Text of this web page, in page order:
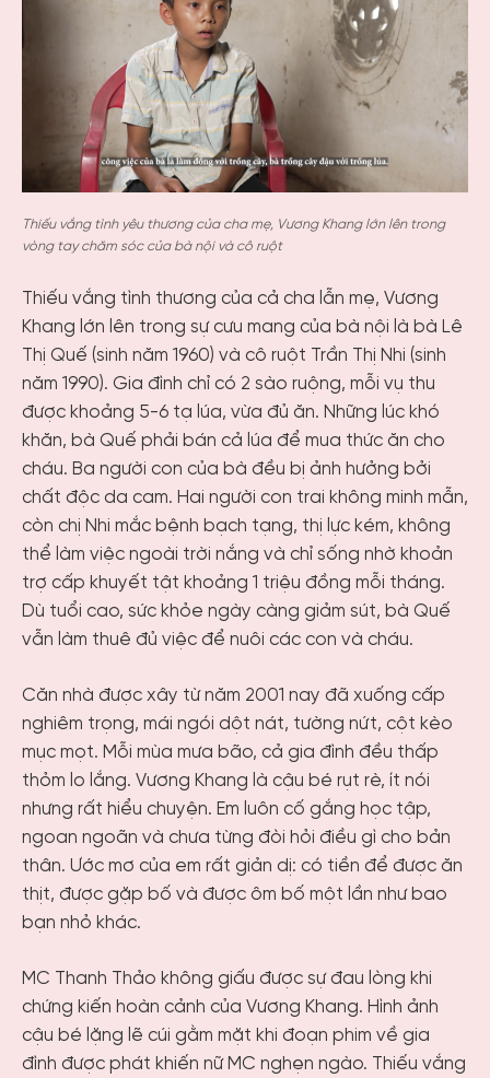
Thiếu vắng tình yêu thương của cha mẹ, Vương Khang lớn lên trong
vòng tay chăm sóc của bà nội và cô ruột
Thiếu vắng tình thương của cả cha lẫn mẹ, Vương
Khang lớn lên trong sự cưu mang của bà nội là bà Lê
Thị Quế (sinh năm 1960) và cô ruột Trần Thị Nhi (sinh
năm 1990). Gia đình chỉ có 2 sào ruộng, mỗi vụ thu
được khoảng 5-6 tạ lúa, vừa đủ ăn. Những lúc khó
khăn, bà Quế phải bán cả lúa để mua thức ăn cho
cháu. Ba người con của bà đều bị ảnh hưởng bởi
chất độc da cam. Hai người con trai không minh mẫn,
còn chị Nhi mắc bệnh bạch tạng, thị lực kém, không
thể làm việc ngoài trời nắng và chỉ sống nhờ khoản
trợ cấp khuyết tật khoảng 1 triệu đồng mỗi tháng.
Dù tuổi cao, sức khỏe ngày càng giảm sút, bà Quế
vẫn làm thuê đủ việc để nuôi các con và cháu.
Căn nhà được xây từ năm 2001 nay đã xuống cấp
nghiêm trọng, mái ngói dột nát, tường nứt, cột kèo
mục mọt. Mỗi mùa mưa bão, cả gia đình đều thấp
thỏm lo lắng. Vương Khang là cậu bé rụt rè, ít nói
nhưng rất hiểu chuyện. Em luôn cố gắng học tập,
ngoan ngoãn và chưa từng đòi hỏi điều gì cho bản
thân. Ước mơ của em rất giản dị: có tiền để được ăn
thịt, được gặp bố và được ôm bố một lần như bao
bạn nhỏ khác.
MC Thanh Thảo không giấu được sự đau lòng khi
chứng kiến hoàn cảnh của Vương Khang. Hình ảnh
cậu bé lặng lẽ cúi gằm mặt khi đoạn phim về gia
đình được phát khiến nữ MC nghẹn ngào. Thiếu vắng